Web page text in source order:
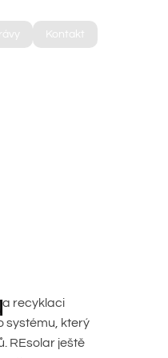
Kontakt
recyklaci
systému, který
REsolar ještě